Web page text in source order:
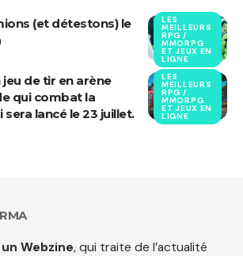
LES
MEILLEURS
RPG /
MMORPG
ET JEUX EN
LIGNE
(et détestons) le
LES
MEILLEURS
RPG /
MMORPG
ET JEUX EN
LIGNE
jeu de tir en arène
qui combat la
lancé le 23 juillet.
Webzine, qui traite de l’actualité